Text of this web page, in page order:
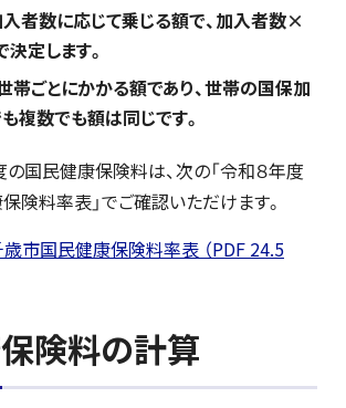
者数に応じて乗じる額で、加入者数×
定します。
帯ごとにかかる額であり、世帯の国保加
複数でも額は同じです。
の国民健康保険料は、次の「令和８年度
険料率表」でご確認いただけます。
市国民健康保険料率表 （PDF 24.5
険料の計算